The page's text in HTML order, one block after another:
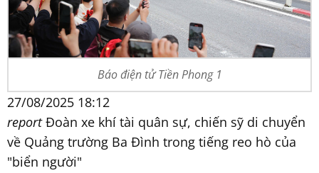
Báo điện tử Tiền Phong 1
27/08/2025 18:12
reportĐoàn xe khí tài quân sự, chiến sỹ di chuyển
về Quảng trường Ba Đình trong tiếng reo hò của
"biển người"